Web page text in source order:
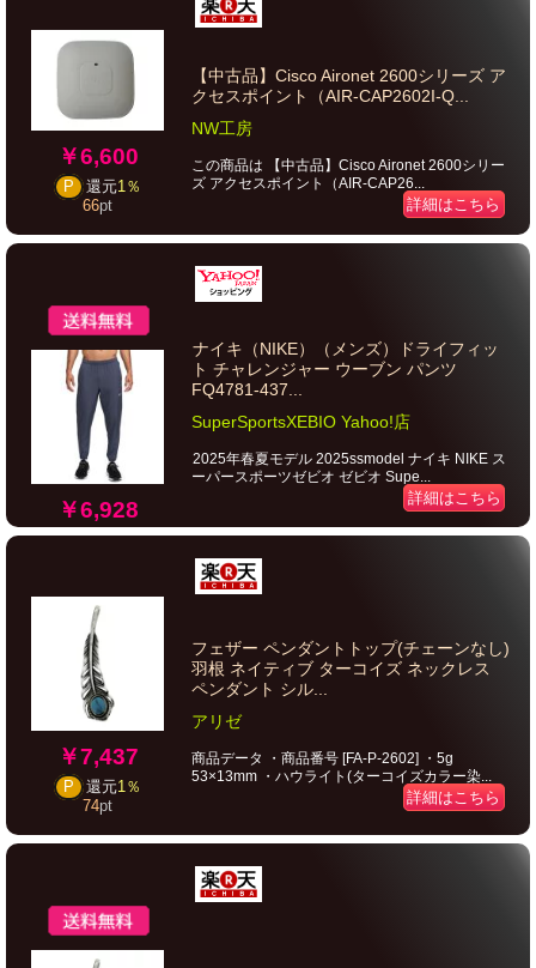
￥6,600
P 還元1％
66pt
【中古品】Cisco Aironet 2600シリーズ ア
クセスポイント（AIR-CAP2602I-Q...
NW工房
この商品は 【中古品】Cisco Aironet 2600シリー
ズ アクセスポイント（AIR-CAP26...
詳細はこちら
￥6,928
ナイキ（NIKE）（メンズ）ドライフィッ
ト チャレンジャー ウーブン パンツ
FQ4781-437...
SuperSportsXEBIO Yahoo!店
2025年春夏モデル 2025ssmodel ナイキ NIKE ス
ーパースポーツゼビオ ゼビオ Supe...
詳細はこちら
￥7,437
P 還元1％
74pt
フェザー ペンダントトップ(チェーンなし)
羽根 ネイティブ ターコイズ ネックレス
ペンダント シル...
アリゼ
商品データ ・商品番号 [FA-P-2602] ・5g
53×13mm ・ハウライト(ターコイズカラー染...
詳細はこちら